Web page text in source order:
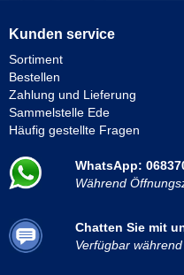
Kunden service
Sortiment
Bestellen
Zahlung und Lieferung
Sammelstelle Ede
Häufig gestellte Fragen
WhatsApp:
Während
Chatten Sie mit
Verfügbar